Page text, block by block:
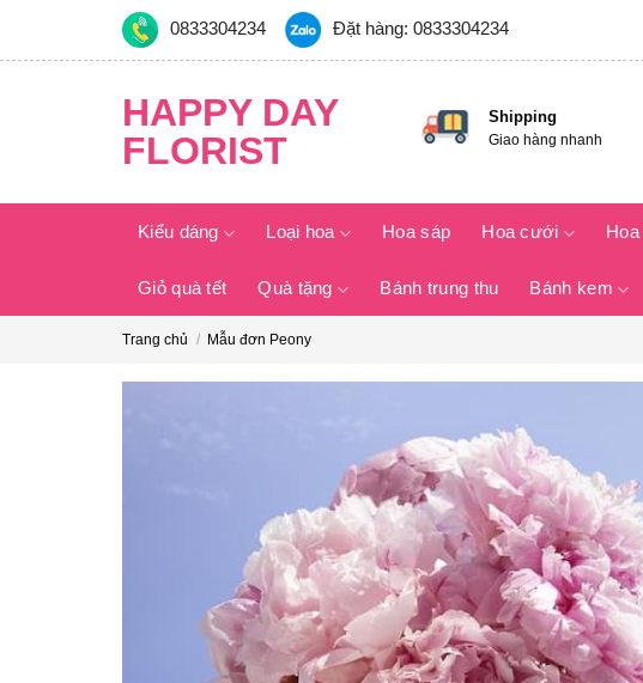
0833304234 Đặt hàng: 0833304234
HAPPY DAY
FLORIST
Shipping
Giao hàng nhanh
Kiểu dáng Loại hoa Hoa sáp Hoa cưới
Giỏ quà tết Quà tặng Bánh trung thu Bánh kem
Trang chủ / Mẫu đơn Peony